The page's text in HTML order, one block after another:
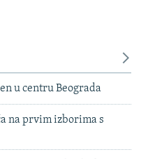
u centru Beograda
na prvim izborima s